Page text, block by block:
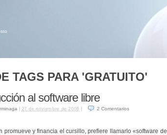
TAGS PARA 'GRATUITO'
al software libre
| 27 de noviembre de 2008 | 2 Comentarios
promueve y financia el cursillo, prefiere llamarlo «software de